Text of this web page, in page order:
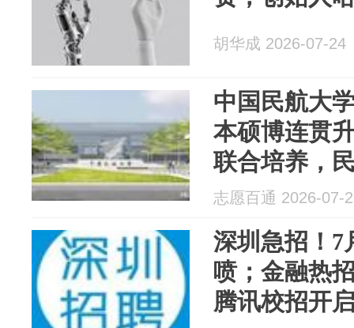
胡华成 2026-07-24
中国民航大
本硕博连贯
联合培养，
香了
志愿百通 2026-07-
深圳急招！7
喷；金融热
腾讯校招开